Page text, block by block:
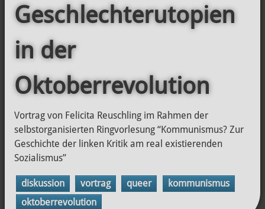
Geschlechterutopien
in der
Oktoberrevolution
Vortrag von Felicita Reuschling im Rahmen der
selbstorganisierten Ringvorlesung “Kommunismus? Zur
Geschichte der linken Kritik am real existierenden
Sozialismus”
diskussion vortrag queer
kommunismus
oktoberrevolution